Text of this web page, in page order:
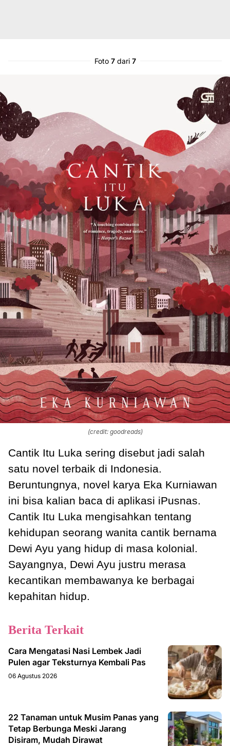
Foto 7dari 7
(credit: goodreads)
Cantik Itu Luka sering disebut jadi salah
satu novel terbaik di Indonesia.
Beruntungnya, novel karya Eka Kurniawan
ini bisa kalian baca di aplikasi iPusnas.
Cantik Itu Luka mengisahkan tentang
kehidupan seorang wanita cantik bernama
Dewi Ayu yang hidup di masa kolonial.
Sayangnya, Dewi Ayu justru merasa
kecantikan membawanya ke berbagai
kepahitan hidup.
Berita Terkait
Cara Mengatasi Nasi Lembek Jadi
Pulen agar Teksturnya Kembali Pas
06 Agustus 2026
22 Tanaman untuk Musim Panas yang
Tetap Berbunga Meski Jarang
Disiram, Mudah Dirawat